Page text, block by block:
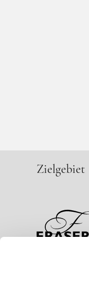
Zielgebiet